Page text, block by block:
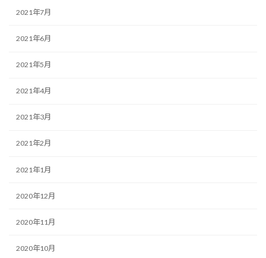
2021年7月
2021年6月
2021年5月
2021年4月
2021年3月
2021年2月
2021年1月
2020年12月
2020年11月
2020年10月